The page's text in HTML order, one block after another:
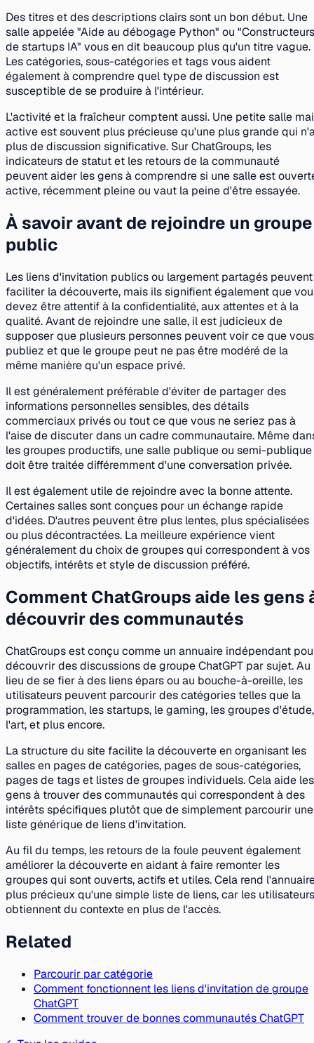
Des titres et des descriptions clairs sont un bon début. Une
salle appelée "Aide au débogage Python" ou "Constructeurs
de startups IA" vous en dit beaucoup plus qu'un titre vague.
Les catégories, sous-catégories et tags vous aident
également à comprendre quel type de discussion est
susceptible de se produire à l'intérieur.
L'activité et la fraîcheur comptent aussi. Une petite salle
active est souvent plus précieuse qu'une plus grande qui
plus de discussion significative. Sur ChatGroups, les
indicateurs de statut et les retours de la communauté
peuvent aider les gens à comprendre si une salle est
active, récemment pleine ou vaut la peine d'être essayée.
À savoir avant de rejoindre un groupe
public
Les liens d'invitation publics ou largement partagés peuvent
faciliter la découverte, mais ils signifient également que
devez être attentif à la confidentialité, aux attentes et à la
qualité. Avant de rejoindre une salle, il est judicieux de
supposer que plusieurs personnes peuvent voir ce que vous
publiez et que le groupe peut ne pas être modéré de la
même manière qu'un espace privé.
Il est généralement préférable d'éviter de partager des
informations personnelles sensibles, des détails
commerciaux privés ou tout ce que vous ne seriez pas à
l'aise de discuter dans un cadre communautaire. Même
les groupes productifs, une salle publique ou semi-publique
doit être traitée différemment d'une conversation privée.
Il est également utile de rejoindre avec la bonne attente.
Certaines salles sont conçues pour un échange rapide
d'idées. D'autres peuvent être plus lentes, plus spécialisées
ou plus décontractées. La meilleure expérience vient
généralement du choix de groupes qui correspondent à vos
objectifs, intérêts et style de discussion préféré.
Comment ChatGroups aide les gens
découvrir des communautés
ChatGroups est conçu comme un annuaire indépendant
découvrir des discussions de groupe ChatGPT par sujet. Au
lieu de se fier à des liens épars ou au bouche-à-oreille, les
utilisateurs peuvent parcourir des catégories telles que la
programmation, les startups, le gaming, les groupes d'étude,
l'art, et plus encore.
La structure du site facilite la découverte en organisant les
salles en pages de catégories, pages de sous-catégories,
pages de tags et listes de groupes individuels. Cela aide les
gens à trouver des communautés qui correspondent à des
intérêts spécifiques plutôt que de simplement parcourir une
liste générique de liens d'invitation.
Au fil du temps, les retours de la foule peuvent également
améliorer la découverte en aidant à faire remonter les
groupes qui sont ouverts, actifs et utiles. Cela rend
plus précieux qu'une simple liste de liens, car les utilisateurs
obtiennent du contexte en plus de l'accès.
Related
Parcourir par catégorie
Comment fonctionnent les liens d'invitation de groupe
ChatGPT
Comment trouver de bonnes communautés ChatGPT